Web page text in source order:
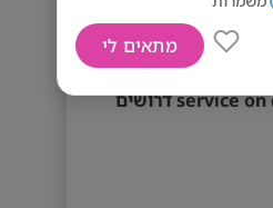
מתאים לי
שירות! לסטארט-אפ
שעוסק בservice on demand דרושים